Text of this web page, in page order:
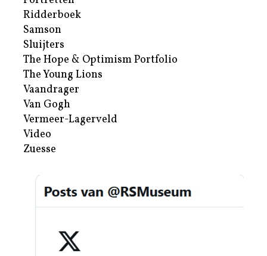
Ridderboek
Samson
Sluijters
The Hope & Optimism Portfolio
The Young Lions
Vaandrager
Van Gogh
Vermeer-Lagerveld
Video
Zuesse